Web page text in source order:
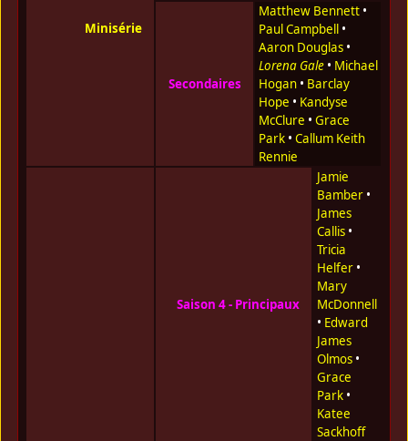
Minisérie
Secondaires
Matthew Bennett•
Paul Campbell•
Aaron Douglas•
Lorena Gale• Michael
Hogan• Barclay
Hope • Kandyse
McClure • Grace
Park• Callum Keith
Rennie
Saison 4 - Principaux
Jamie
Bamber•
James
Callis•
Tricia
Helfer•
Mary
McDonnell
• Edward
James
Olmos•
Grace
Park•
Katee
Sackhoff